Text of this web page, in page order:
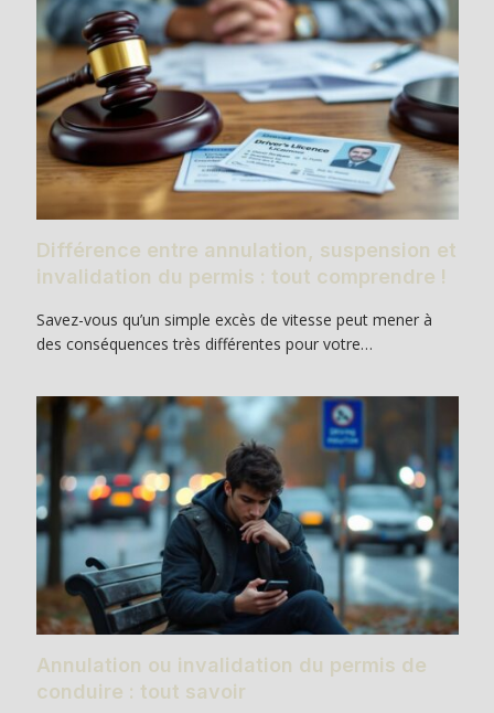
Différence entre annulation, suspension et
invalidation du permis : tout comprendre !
Savez-vous qu’un simple excès de vitesse peut mener à
des conséquences très différentes pour votre…
Annulation ou invalidation du permis de
conduire : tout savoir